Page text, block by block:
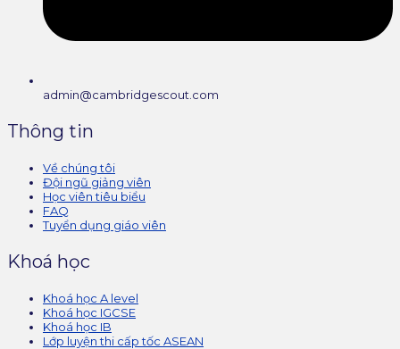
admin@cambridgescout.com
Thông tin
Về chúng tôi
Đội ngũ giảng viên
Học viên tiêu biểu
FAQ
Tuyển dụng giáo viên
Khoá học
Khoá học A level
Khoá học IGCSE
Khoá học IB
Lớp luyện thi cấp tốc ASEAN